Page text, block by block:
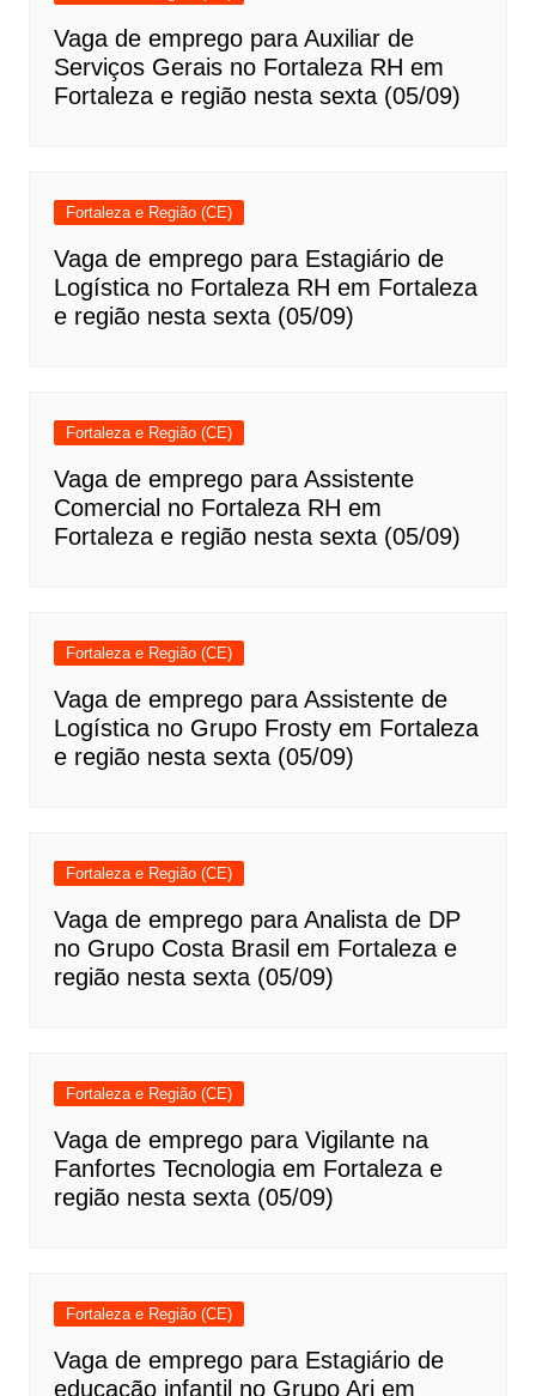
Vaga de emprego para Auxiliar de
Serviços Gerais no Fortaleza RH em
Fortaleza e região nesta sexta (05/09)
Fortaleza e Região (CE)
Vaga de emprego para Estagiário de
Logística no Fortaleza RH em Fortaleza
e região nesta sexta (05/09)
Fortaleza e Região (CE)
Vaga de emprego para Assistente
Comercial no Fortaleza RH em
Fortaleza e região nesta sexta (05/09)
Fortaleza e Região (CE)
Vaga de emprego para Assistente de
Logística no Grupo Frosty em Fortaleza
e região nesta sexta (05/09)
Fortaleza e Região (CE)
Vaga de emprego para Analista de DP
no Grupo Costa Brasil em Fortaleza e
região nesta sexta (05/09)
Fortaleza e Região (CE)
Vaga de emprego para Vigilante na
Fanfortes Tecnologia em Fortaleza e
região nesta sexta (05/09)
Fortaleza e Região (CE)
Vaga de emprego para Estagiário de
educação infantil no Grupo Ari em